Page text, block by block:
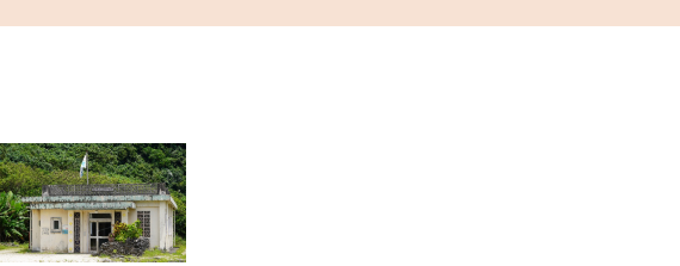
ホテル宿泊プラン ベビーシッター